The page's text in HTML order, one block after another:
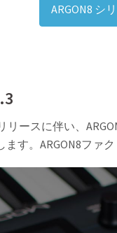
ARGON8 シ
リースに伴い、
す。ARGON8ファ